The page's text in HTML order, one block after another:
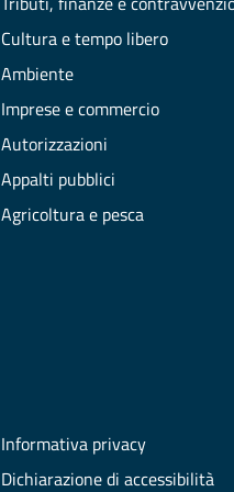
Cultura e tempo libero
Ambiente
Imprese e commercio
Autorizzazioni
Appalti pubblici
Agricoltura e pesca
Informativa privacy
Dichiarazione di accessibilità